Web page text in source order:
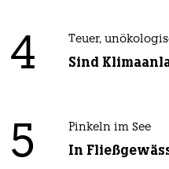
4 Teuer,
Sind
5 Pinkeln im See
In